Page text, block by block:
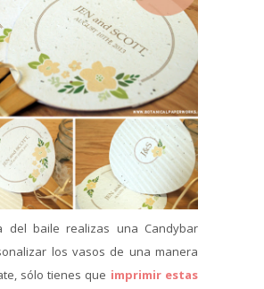
del baile realizas una Candybar
los vasos de una manera
sólo tienes que imprimir estas